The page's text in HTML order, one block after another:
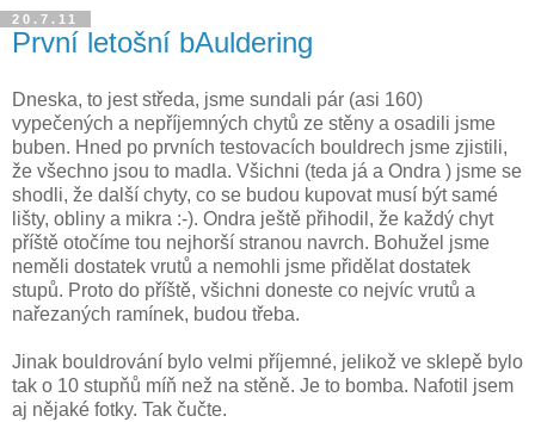
20.7.11
První letošní bAuldering
Dneska, to jest středa, jsme sundali pár (asi 160)
vypečených a nepříjemných chytů ze stěny a osadili jsme
buben. Hned po prvních testovacích bouldrech jsme zjistili,
že všechno jsou to madla. Všichni (teda já a Ondra ) jsme se
shodli, že další chyty, co se budou kupovat musí být samé
lišty, obliny a mikra :-). Ondra ještě přihodil, že každý chyt
příště otočíme tou nejhorší stranou navrch. Bohužel jsme
neměli dostatek vrutů a nemohli jsme přidělat dostatek
stupů. Proto do příště, všichni doneste co nejvíc vrutů a
nařezaných ramínek, budou třeba.
Jinak bouldrování bylo velmi příjemné, jelikož ve sklepě bylo
tak o 10 stupňů míň než na stěně. Je to bomba. Nafotil jsem
aj nějaké fotky. Tak čučte.